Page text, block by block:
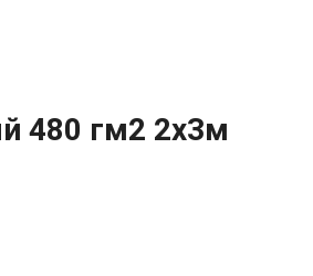
480 гм2 2x3м